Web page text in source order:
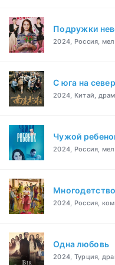
Подружки
2024, Россия,
С юга на север
2024, Китай,
Чужой
2024, Россия,
Многодетство
2024, Россия,
Одна любовь
2024, Турция,